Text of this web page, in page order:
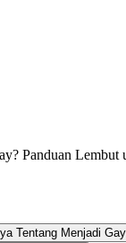
Panduan
Tentang Menjadi Gay